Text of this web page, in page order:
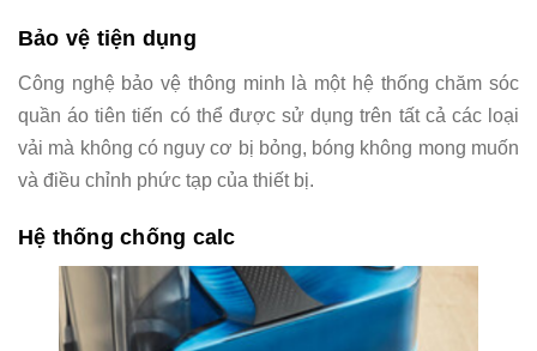
Bảo vệ tiện dụng
Công nghệ bảo vệ thông minh là một hệ thống chăm sóc
quần áo tiên tiến có thể được sử dụng trên tất cả các loại
vải mà không có nguy cơ bị bỏng, bóng không mong muốn
và điều chỉnh phức tạp của thiết bị.
Hệ thống chống calc